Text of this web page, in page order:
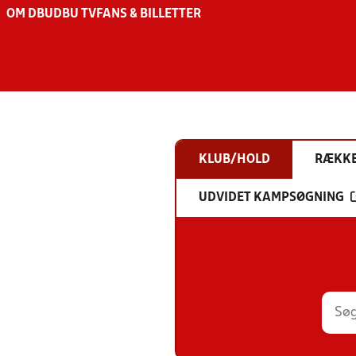
OM DBU DBU TV FANS & BILLETTER
KLUB/HOLD
UDVIDET KAMPSØGNING